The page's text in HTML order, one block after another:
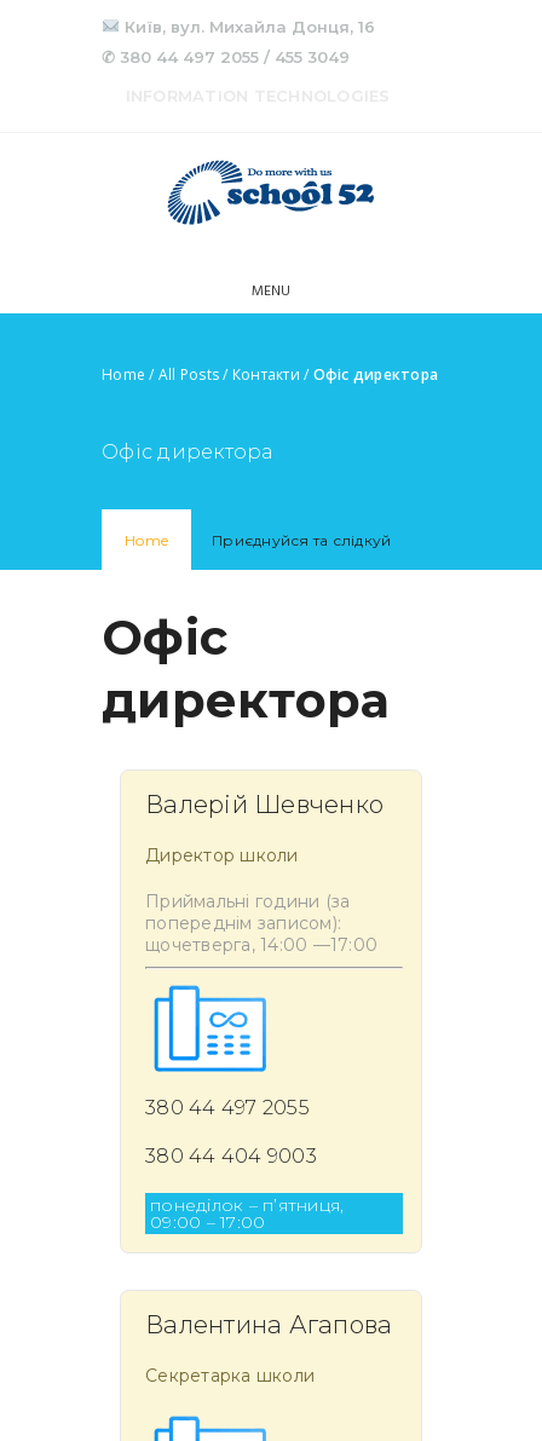
Київ, вул. Михайла Донця, 16
✆ 380 44 497 2055 / 455 3049
MENU
Home / All Posts/ Контакти / Офіс директора
Офіс директора
Home Приєднуйся та слідкуй
Офіс
директора
Валерій Шевченко
Директор школи
Приймальні години (за
попереднім записом):
щочетверга, 14:00 —17:00
380 44 497 2055
380 44 404 9003
понеділок – п’ятниця,
09:00 – 17:00
Валентина Агапова
Секретарка школи